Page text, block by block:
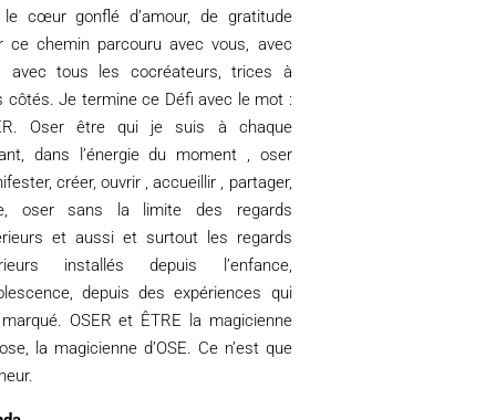
le cœur gonflé d’amour, de gratitude
ce chemin parcouru avec vous, avec
avec tous les cocréateurs, trices à
côtés. Je termine ce Défi avec le mot :
Oser être qui je suis à chaque
dans l’énergie du moment , oser
créer, ouvrir , accueillir , partager,
oser sans la limite des regards
et aussi et surtout les regards
installés depuis l’enfance,
depuis des expériences qui
OSER et ÊTRE la magicienne
la magicienne d’OSE. Ce n’est que